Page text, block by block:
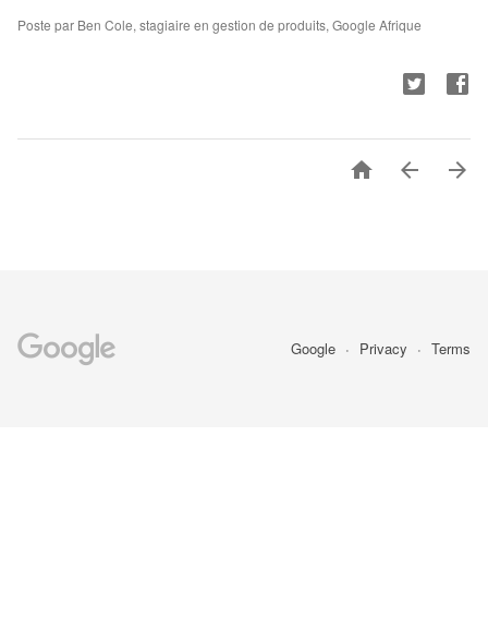
Poste par Ben Cole, stagiaire en gestion de produits, Google Afrique
  
Google Privacy Terms